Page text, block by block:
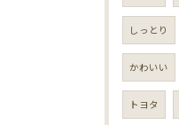
しっとり
かわいい
トヨタ